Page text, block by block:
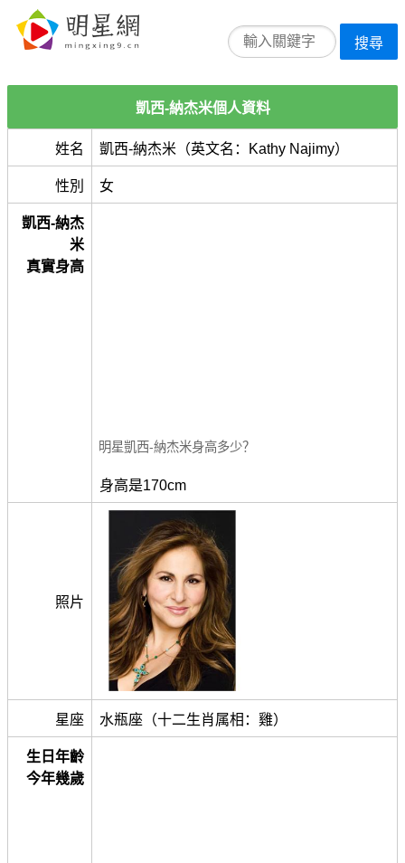
搜尋
凱西-納杰米個人資料
姓名 凱西-納杰米（英文名：Kathy Najimy）
性別 女
凱西-納杰
米
真實身高
明星凱西-納杰米身高多少？
身高是170cm
照片
星座 水瓶座（十二生肖属相：雞）
生日年齡
今年幾歲